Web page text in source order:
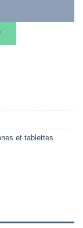
et tablettes